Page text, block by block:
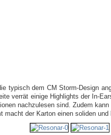
typisch dem CM Storm-Design
verrät einige Highlights der In-
nachzulesen sind. Zudem
der Karton einen soliden und